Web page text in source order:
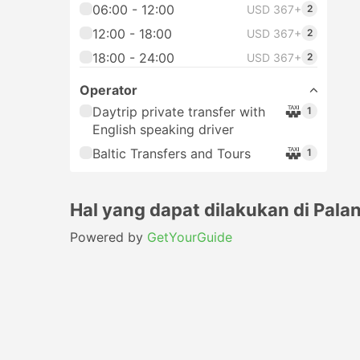
06:00 - 12:00 USD 367+ 2
12:00 - 18:00 USD 367+ 2
18:00 - 24:00 USD 367+ 2
Operator
Daytrip private transfer with
English speaking driver
1
Baltic Transfers and Tours 1
Hal yang dapat dilakukan di
Powered by GetYourGuide